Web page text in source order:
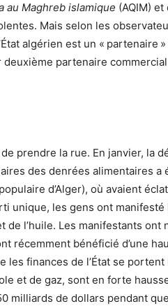
au Maghreb islamique (AQIM) et
Mais selon les
algérien est un « partenaire
partenaire
prendre la rue. En janvier, la
des denrées alimentaires a
d’Alger), où avaient
unique, les gens ont
l’huile. Les manifestants ont
récemment bénéficié d’une
les finances de l’État se portent
et de gaz, sont en forte
milliards de dollars pendant